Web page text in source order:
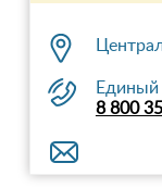
Единый
8 800